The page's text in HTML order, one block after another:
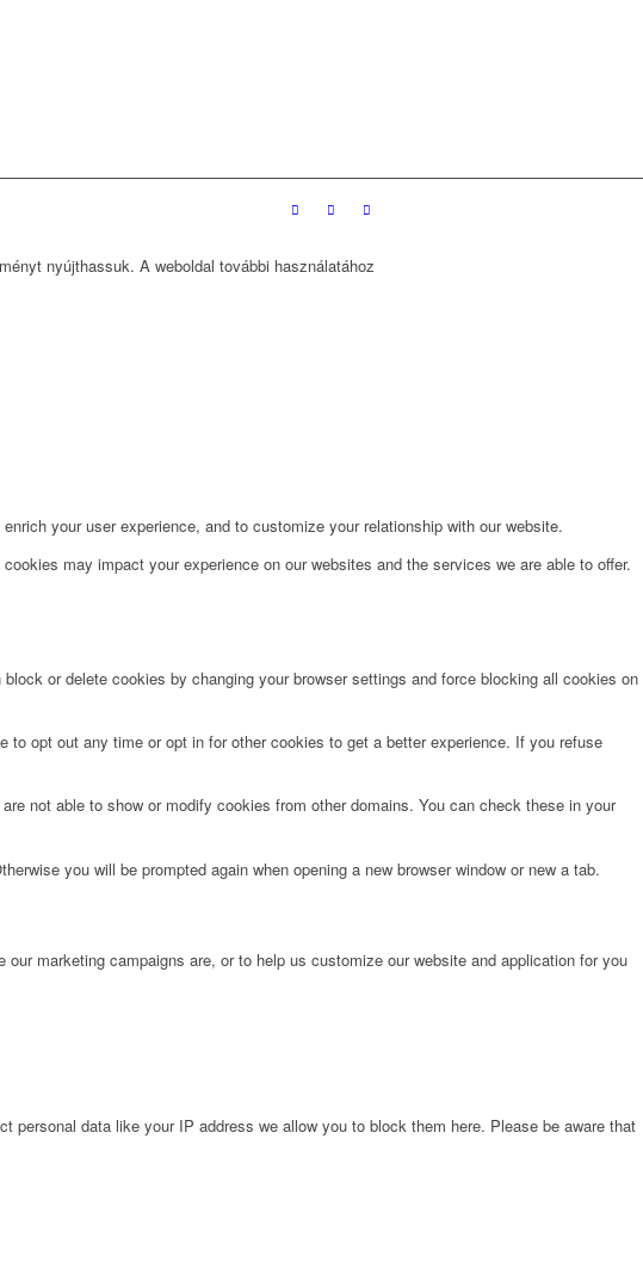
nyújthassuk. A weboldal további használatához
your user experience, and to customize your relationship with our website.
may impact your experience on our websites and the services we are able to offer.
or delete cookies by changing your browser settings and force blocking all cookies on
opt out any time or opt in for other cookies to get a better experience. If you refuse
not able to show or modify cookies from other domains. You can check these in your
you will be prompted again when opening a new browser window or new a tab.
marketing campaigns are, or to help us customize our website and application for you
data like your IP address we allow you to block them here. Please be aware that